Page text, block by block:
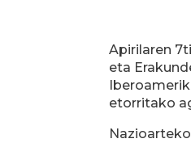
Apirilaren
eta
etorritako